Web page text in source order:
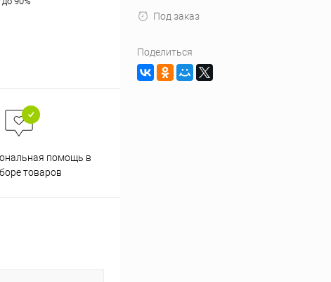
помощь в
товаров
Под заказ
Поделиться